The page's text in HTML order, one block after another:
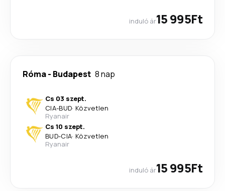
induló ár15 995Ft
Róma- Budapest 8 nap
Cs 03 szept.
CIA-BUD· Közvetlen
Ryanair
Cs 10 szept.
BUD-CIA· Közvetlen
Ryanair
induló ár15 995Ft